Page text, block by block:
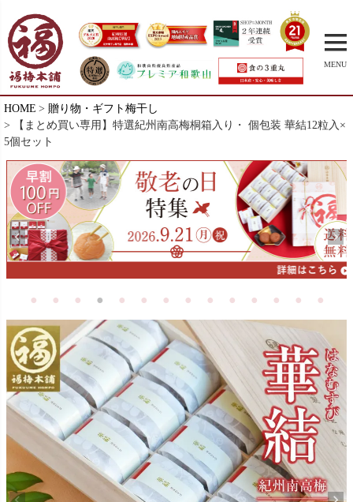
MENU
HOME
贈り物・ギフト梅干し
【まとめ買い専用】特選紀州南高梅桐箱入り・ 個包装 華結12粒入×
5個セット